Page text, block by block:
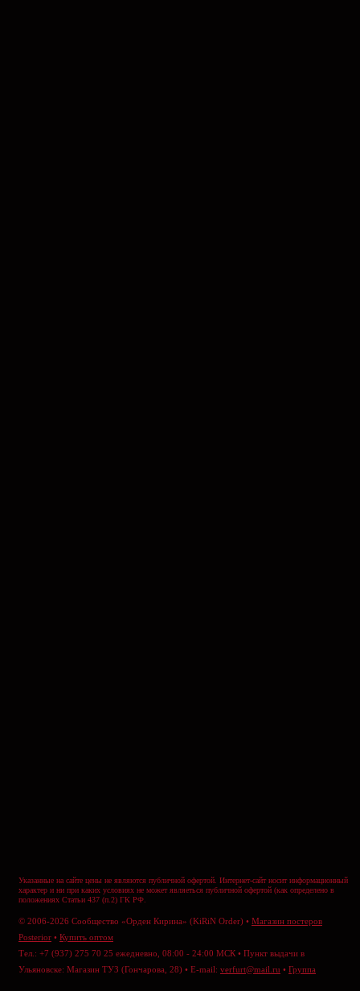
Указанные на сайте цены не являются публичной офертой. Интернет-сайт носит информационный
характер и ни при каких условиях не может являеться публичной офертой (как определено в
положениях Статьи 437 (п.2) ГК РФ.
© 2006-2026 Сообщество «Орден Кирина» (KiRiN Order) • Магазин постеров
Posterior • Купить оптом
Тел.: +7 (937) 275 70 25 ежедневно, 08:00 - 24:00 МСК • Пункт выдачи в
Ульяновске: Магазин ТУЗ (Гончарова, 28) • E-mail: verfurt@mail.ru • Группа